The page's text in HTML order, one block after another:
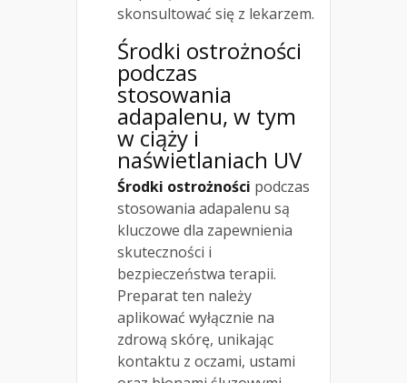
skonsultować się z lekarzem.
Środki ostrożności
podczas
stosowania
adapalenu, w tym
w ciąży i
naświetlaniach UV
Środki ostrożności podczas
stosowania adapalenu są
kluczowe dla zapewnienia
skuteczności i
bezpieczeństwa terapii.
Preparat ten należy
aplikować wyłącznie na
zdrową skórę, unikając
kontaktu z oczami, ustami